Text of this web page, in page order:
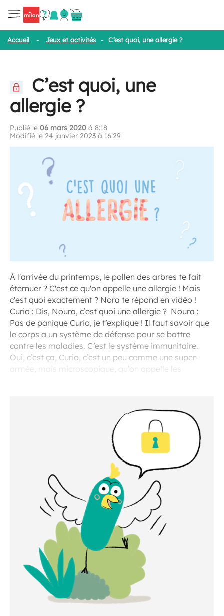
Accueil - Jeux et activités - C’est quoi, une allergie ?
C’est quoi, une
allergie ?
Publié le 06 mars 2020 à 8:18
Modifié le 24 janvier 2023 à 16:29
À l'arrivée du printemps, le pollen des arbres te fait
éternuer ? C'est ce qu'on appelle une allergie ! Mais
c'est quoi exactement ? Nora te répond en vidéo !
Curio : Dis, Noura, c’est quoi une allergie ? Noura :
Pas de panique Curio, je t’explique ! Il faut savoir que
le corps a un système de défense pour se battre
contre les maladies. C’est le système immunitaire.
Oui, c’est ça, Curio, c’est un peu comme une super-
armée, mais microscopique, qu’on appelle les